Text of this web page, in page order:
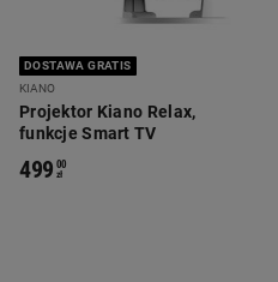
DOSTAWA GRATIS
KIANO
Projektor Kiano Relax,
funkcje Smart TV
499 00
zł